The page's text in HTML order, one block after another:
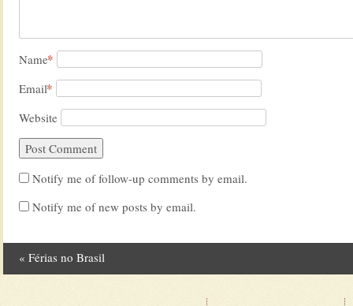
Name*
Email*
Website
Notify me of follow-up comments by email.
Notify me of new posts by email.
Post navigation
« Férias no Brasil